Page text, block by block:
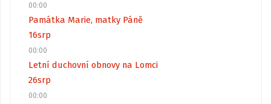
00:00
Památka Marie, matky Páně
16srp
00:00
Letní duchovní obnovy na Lomci
26srp
00:00